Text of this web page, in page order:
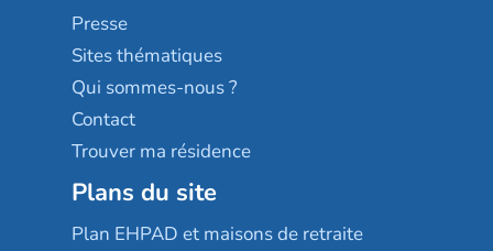
Sérénys
Résidences services Villa Médicis
Presse
Sites thématiques
Qui sommes-nous ?
Contact
Trouver ma résidence
Plans du site
Plan EHPAD et maisons de retraite